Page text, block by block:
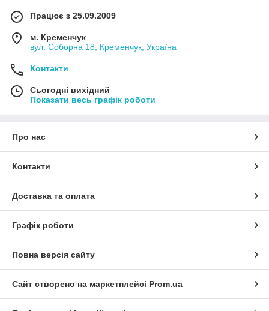
Працює з 25.09.2009
м. Кременчук
вул. Соборна 18, Кременчук, Україна
Контакти
Сьогодні вихідний
Показати весь графік роботи
Про нас
Контакти
Доставка та оплата
Графік роботи
Повна версія сайту
Сайт створено на маркетплейсі Prom.ua